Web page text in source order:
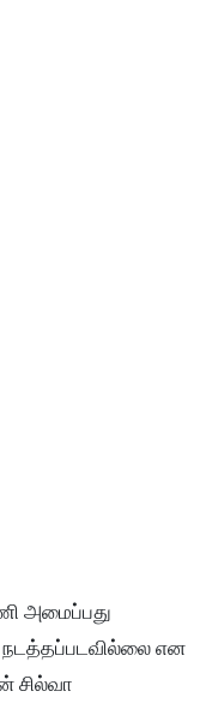
அமைப்பது
நடத்தப்படவில்லை என
சில்வா